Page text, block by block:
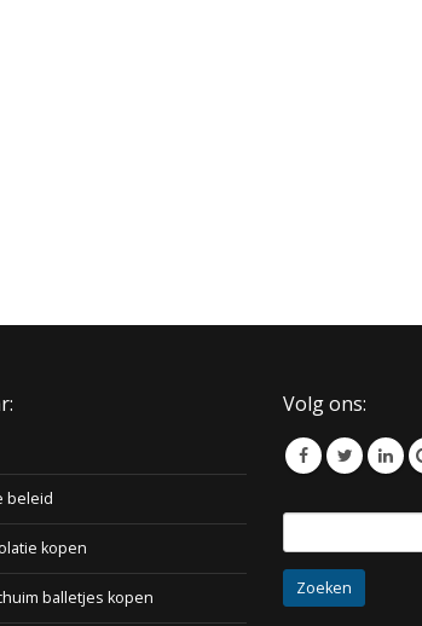
beleid
kopen
balletjes kopen
Volg ons:
naar: